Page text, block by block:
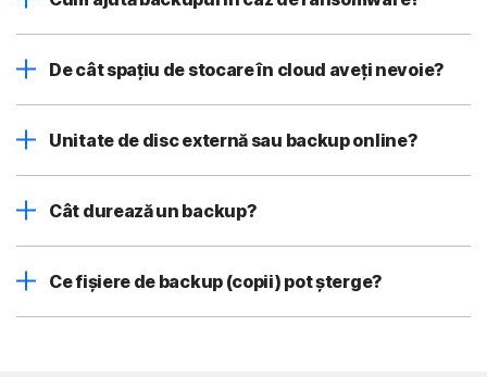
De cât spațiu de stocare în cloud aveți nevoie?
Unitate de disc externă sau backup online?
Cât durează un backup?
Ce fișiere de backup (copii) pot șterge?